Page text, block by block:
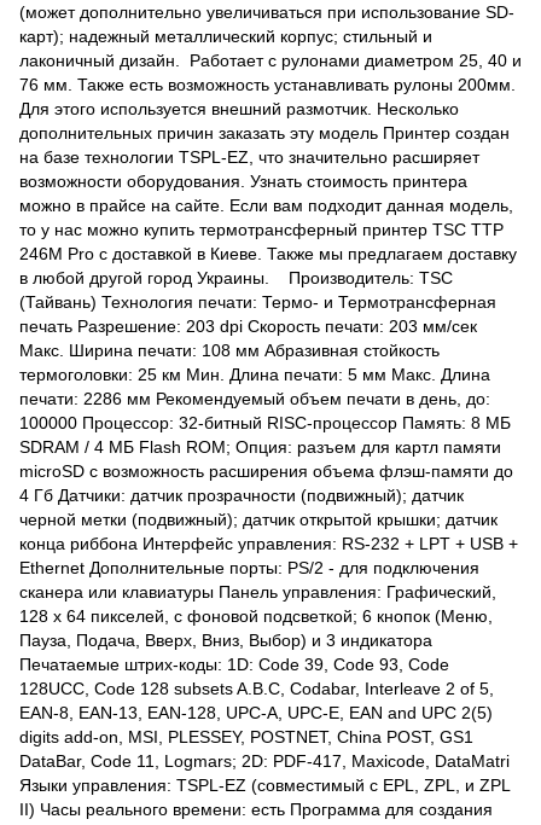
(может дополнительно увеличиваться при использование SD-
карт); надежный металлический корпус; стильный и
лаконичный дизайн. Работает с рулонами диаметром 25, 40 и
76 мм. Также есть возможность устанавливать рулоны 200мм.
Для этого используется внешний размотчик. Несколько
дополнительных причин заказать эту модель Принтер создан
на базе технологии TSPL-EZ, что значительно расширяет
возможности оборудования. Узнать стоимость принтера
можно в прайсе на сайте. Если вам подходит данная модель,
то у нас можно купить термотрансферный принтер TSC TTP
246M Pro с доставкой в Киеве. Также мы предлагаем доставку
в любой другой город Украины. Производитель: TSC
(Тайвань) Технология печати: Термо- и Термотрансферная
печать Разрешение: 203 dpi Скорость печати: 203 мм/сек
Макс. Ширина печати: 108 мм Абразивная стойкость
термоголовки: 25 км Мин. Длина печати: 5 мм Макс. Длина
печати: 2286 мм Рекомендуемый объем печати в день, до:
100000 Процессор: 32-битный RISC-процессор Память: 8 МБ
SDRAM / 4 МБ Flash ROM; Опция: разъем для картл памяти
microSD с возможность расширения объема флэш-памяти до
4 Гб Датчики: датчик прозрачности (подвижный); датчик
черной метки (подвижный); датчик открытой крышки; датчик
конца риббона Интерфейс управления: RS-232 + LPT + USB +
Ethernet Дополнительные порты: PS/2 - для подключения
сканера или клавиатуры Панель управления: Графический,
128 x 64 пикселей, с фоновой подсветкой; 6 кнопок (Меню,
Пауза, Подача, Вверх, Вниз, Выбор) и 3 индикатора
Печатаемые штрих-коды: 1D: Code 39, Code 93, Code
128UCC, Code 128 subsets A.B.C, Codabar, Interleave 2 of 5,
EAN-8, EAN-13, EAN-128, UPC-A, UPC-E, EAN and UPC 2(5)
digits add-on, MSI, PLESSEY, POSTNET, China POST, GS1
DataBar, Code 11, Logmars; 2D: PDF-417, Maxicode, DataMatri
Языки управления: TSPL-EZ (совместимый с EPL, ZPL, и ZPL
II) Часы реального времени: есть Программа для создания